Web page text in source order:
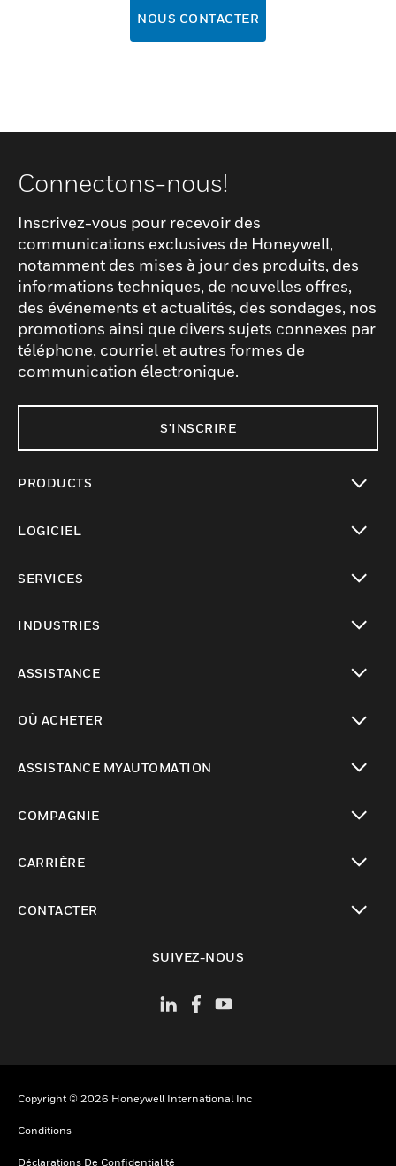
NOUS CONTACTER
Connectons-nous!
Inscrivez-vous pour recevoir des
communications exclusives de Honeywell,
notamment des mises à jour des produits, des
informations techniques, de nouvelles offres,
des événements et actualités, des sondages, nos
promotions ainsi que divers sujets connexes par
téléphone, courriel et autres formes de
communication électronique.
S'INSCRIRE
PRODUCTS
LOGICIEL
SERVICES
INDUSTRIES
ASSISTANCE
OÙ ACHETER
ASSISTANCE MYAUTOMATION
COMPAGNIE
CARRIÈRE
CONTACTER
SUIVEZ-NOUS
Copyright © 2026 Honeywell International Inc
Conditions
Déclarations De Confidentialité